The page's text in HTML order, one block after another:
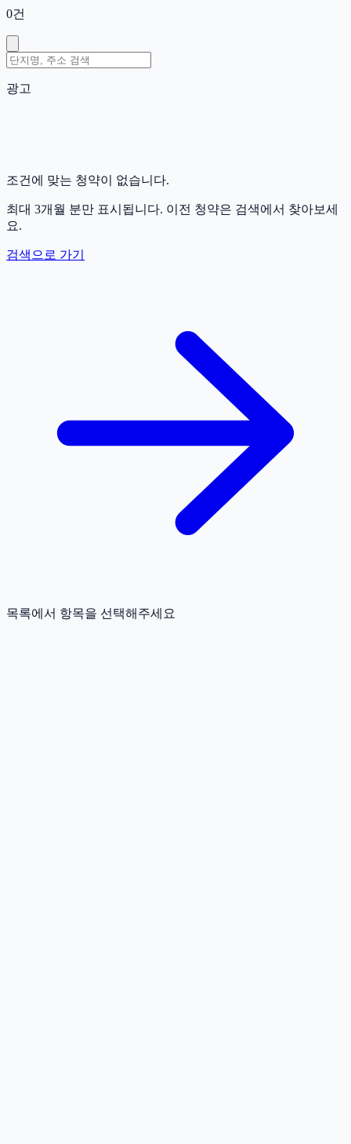
0건
광고
조건에 맞는 청약이 없습니다.
최대 3개월 분만 표시됩니다. 이전 청약은 검색에서 찾아보세
요.
검색으로 가기
목록에서 항목을 선택해주세요